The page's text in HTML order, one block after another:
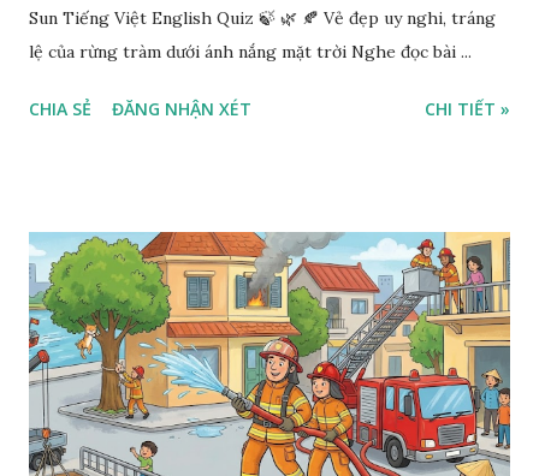
Sun Tiếng Việt English Quiz 🍃 🌿 🍂 Vẻ đẹp uy nghi, tráng
lệ của rừng tràm dưới ánh nắng mặt trời Nghe đọc bài ...
CHIA SẺ ĐĂNG NHẬN XÉT CHI TIẾT »